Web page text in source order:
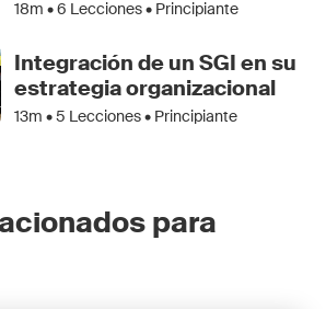
18m •6 Lecciones • Principiante
Integración de un SGI en su
estrategia organizacional
13m •5 Lecciones • Principiante
para